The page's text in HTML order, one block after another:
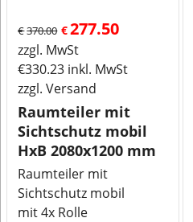
€370.00 €277.50
zzgl. MwSt
€330.23 inkl. MwSt
zzgl. Versand
Raumteiler mit
Sichtschutz mobil
HxB 2080x1200 mm
Raumteiler mit
Sichtschutz mobil
mit 4x Rolle